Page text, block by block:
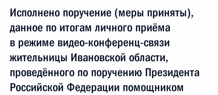
Исполнено поручение (меры приняты),
данное по итогам личного приёма
в режиме видео-конференц-связи
жительницы Ивановской области,
проведённого по поручению Президента
Российской Федерации помощником